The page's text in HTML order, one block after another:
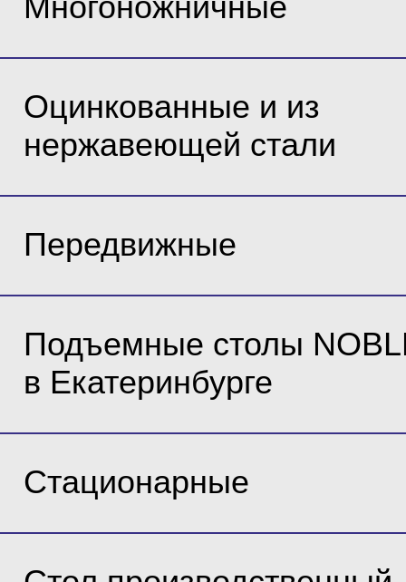
Оцинкованные и из
нержавеющей стали
Передвижные
Подъемные столы
в Екатеринбурге
Стационарные